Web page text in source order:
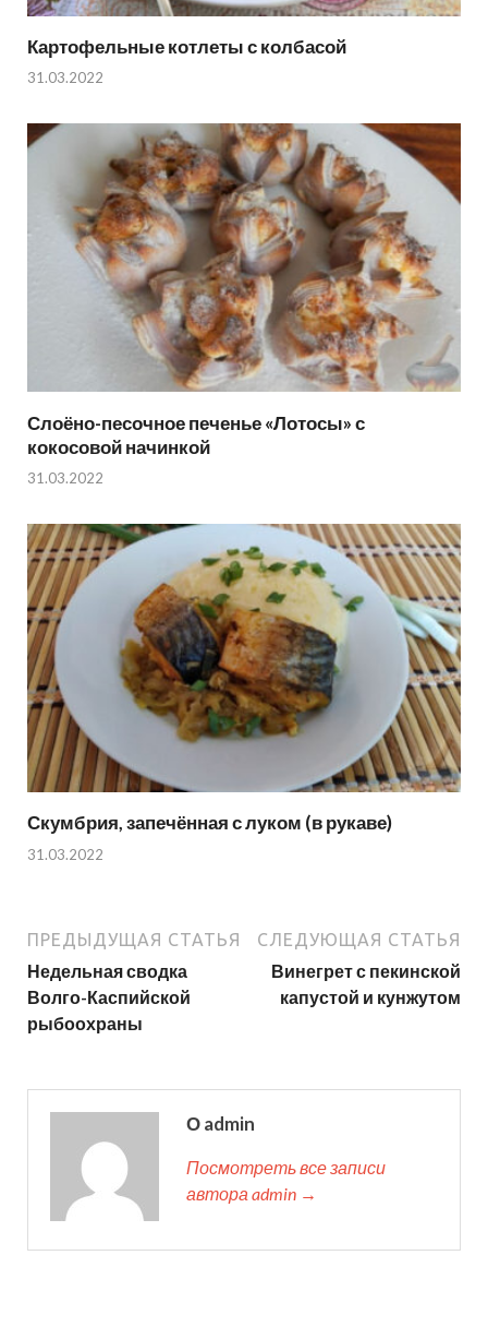
Картофельные котлеты с колбасой
31.03.2022
Слоёно-песочное печенье «Лотосы» с
кокосовой начинкой
31.03.2022
Скумбрия, запечённая с луком (в рукаве)
31.03.2022
ПРЕДЫДУЩАЯ СТАТЬЯ
Недельная сводка
Волго-Каспийской
рыбоохраны
СЛЕДУЮЩАЯ СТАТЬЯ
Винегрет с пекинской
капустой и кунжутом
О admin
Посмотреть все записи
автора admin →